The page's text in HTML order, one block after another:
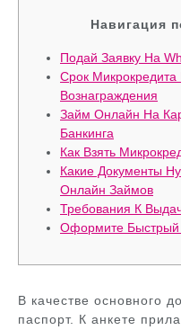
Навигация
Подай Заявку На
Срок Микрокредита
Вознаграждения
Займ Онлайн На
Банкинга
Как Взять
Какие Документы
Онлайн Займов
Требования К
Оформите Быстрый
В качестве основного
паспорт. К анкете